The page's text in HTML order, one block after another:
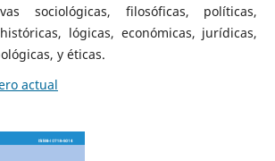
sociológicas, filosóficas, políticas,
lógicas, económicas, jurídicas,
y éticas.
actual